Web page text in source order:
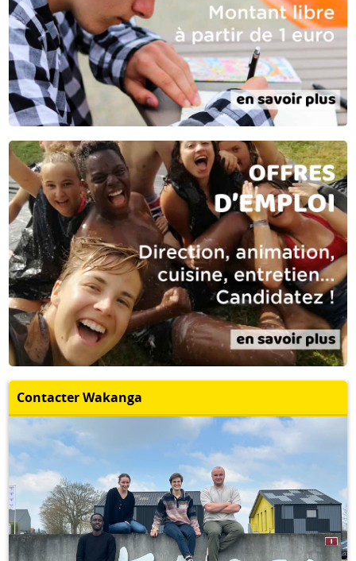
Contacter Wakanga